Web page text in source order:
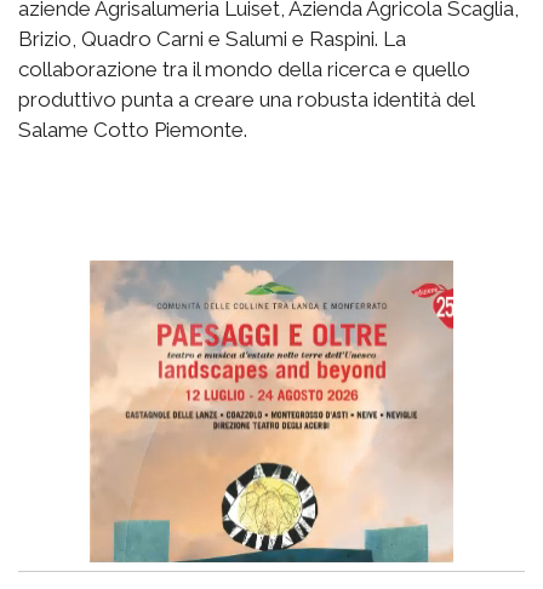
aziende Agrisalumeria Luiset, Azienda Agricola Scaglia,
Brizio, Quadro Carni e Salumi e Raspini. La
collaborazione tra il mondo della ricerca e quello
produttivo punta a creare una robusta identità del
Salame Cotto Piemonte.